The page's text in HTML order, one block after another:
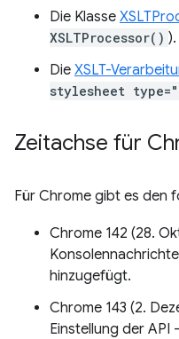
Die Klasse
XSLTProcessor() ).
Die XSLT-
stylesheet
Zeitachse für
Für Chrome gibt es den
Chrome 142 (28.
hinzugefügt.
Chrome 143 (2.
Einstellung der API